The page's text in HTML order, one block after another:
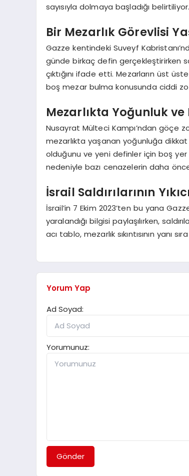
sayısıyla dolmaya başladığı belirtiliyor.
Bir Mezarlık Görevlisi
Gazze kentindeki Suveyf
günde birkaç defin gerçekleştirirken
çıktığını ifade etti. Mezarların üst
boş mezar bulma konusunda ciddi
Mezarlıkta Yoğunluk
Nusayrat Mülteci Kampı’ndan göçe
mezarlıkta yaşanan yoğunluğa
olduğunu ve yeni definler için boş yer
nedeniyle bazı cenazelerin daha
İsrail Saldırılarının
İsrail’in 7 Ekim 2023’ten bu yana
yaralandığı bilgisi paylaşılırken,
acı tablo, mezarlık sıkıntısının
Yorum Yap
Ad Soyad:
Yorumunuz:
Gönder